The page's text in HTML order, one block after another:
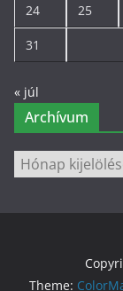
24 25
31
« júl
Archívum
Archívum
Theme: